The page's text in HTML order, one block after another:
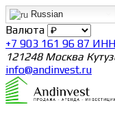
Russian
Валюта
+7 903 161 96 87
121248 Москва
info@andinvest.ru